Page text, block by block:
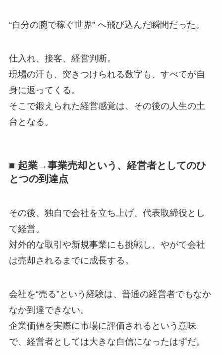
“自分の腕で稼ぐ世界” へ飛び込んだ瞬間だった。
仕入れ、接客、経営判断。
現場の汗も、突きつけられる数字も、すべてが自
身に返ってくる。
そこで鍛えられた経営感覚は、その後の人生の土
台となる。
■ 起業→事業売却という、経営者としてのひ
とつの到達点
その後、独自で会社を立ち上げ、代表取締役とし
て経営。
対外的な取引や新規事業にも挑戦し、やがて会社
は売却されるまでに成長する。
会社を“売る”という経験は、普通の経営者でもなか
なか到達できない。
企業価値を実際に市場に評価されるという意味
で、経営者としては大きな自信になったはずだ。